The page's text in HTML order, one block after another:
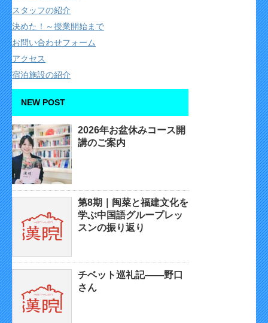
スタッフの紹介
決めた！～授業開始まで
お問い合わせフォーム
アクセス
宿泊施設の紹介
NEW POST
2026年お盆休みコース開
講のご案内
第8期｜闽菜と福建文化を
学ぶ中国語グループレッ
スンの振り返り
チベット巡礼記——野口
さん